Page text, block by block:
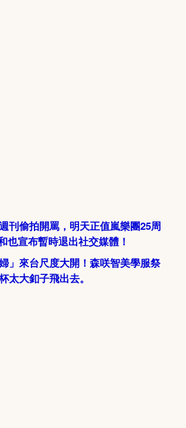
刊偷拍開罵，明天正值嵐樂團25周
也宣布暫時退出社交媒體！
」來台尺度大開！森咲智美學服祭
太大釦子飛出去。